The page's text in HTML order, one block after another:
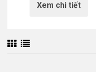
Xem chi tiết